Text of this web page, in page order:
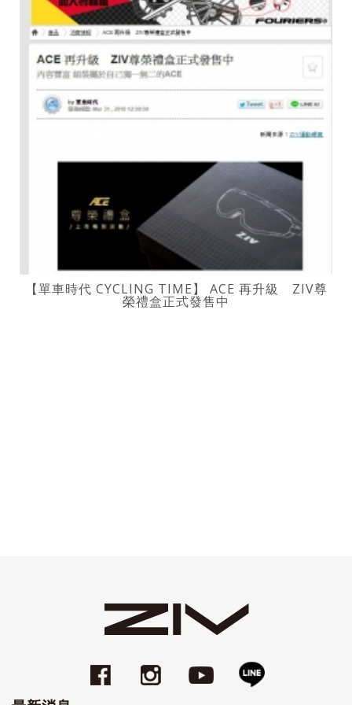
【單車時代 CYCLING TIME】 ACE 再升級 ZIV尊
榮禮盒正式發售中